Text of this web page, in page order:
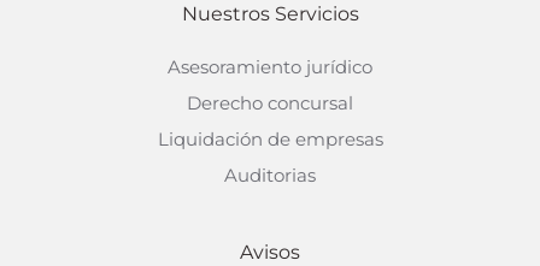
Nuestros Servicios
Asesoramiento jurídico
Derecho concursal
Liquidación de empresas
Auditorias
Avisos